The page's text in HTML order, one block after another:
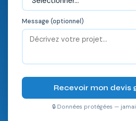
Message (optionnel)
Recevoir mon devis
🔒 Données protégées —